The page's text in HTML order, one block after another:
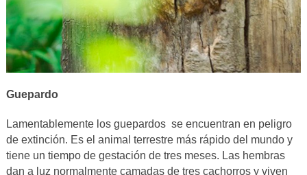
Guepardo
Lamentablemente los guepardos se encuentran en peligro
de extinción. Es el animal terrestre más rápido del mundo y
tiene un tiempo de gestación de tres meses. Las hembras
dan a luz normalmente camadas de tres cachorros y viven